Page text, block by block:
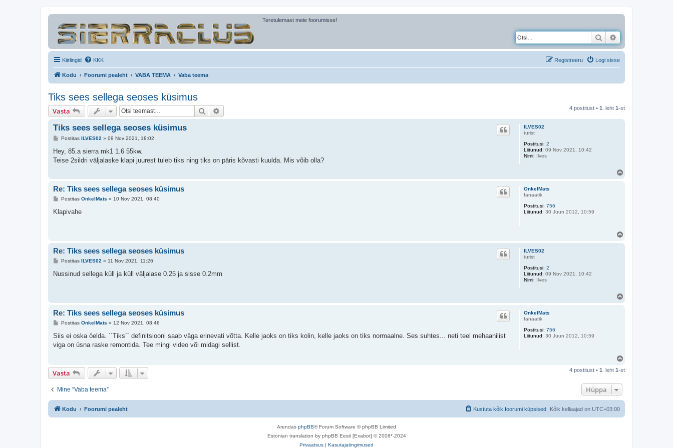
Teretulemast meie foorumisse!
Otsi
Kiirlingid KKK Logi sisse
Registreeru
Kodu Foorumi pealeht VABA TEEMA Vaba teema
Tiks sees sellega seoses küsimus
Vasta Otsi 4 postitust • 1 . leht 1-st
ILVES02
turist
Postitusi: 2
Liitunud: 09 Nov 2021, 10:42
Nimi: Ilves
Tiks sees sellega seoses küsimus
P
s
i
s
Postitas ILVES02 » 09 Nov 2021, 18:02
Hey, 85.a sierra mk1 1.6 55kw.
Teise 2sildri väljalaske klapi juurest tuleb tiks ning tiks on päris kõvasti kuulda. Mis võib olla?
OnkelMats
fanaatik
Postitusi: 756
Liitunud: 30 Juun 2012, 10:59
Re: Tiks sees sellega seoses küsimus
P
s
Postitas OnkelMats » 10 Nov 2021, 08:40
Klapivahe
ILVES02
turist
Postitusi: 2
Liitunud: 09 Nov 2021, 10:42
Nimi: Ilves
Re: Tiks sees sellega seoses küsimus
P
s
s
Postitas ILVES02 » 11 Nov 2021, 11:26
Nussinud sellega küll ja küll väljalase 0.25 ja sisse 0.2mm
OnkelMats
fanaatik
Postitusi: 756
Liitunud: 30 Juun 2012, 10:59
Re: Tiks sees sellega seoses küsimus
P
s
i
Postitas OnkelMats » 12 Nov 2021, 08:46
Siis ei oska öelda. ´´Tiks´´ definitsiooni saab väga erinevati võtta. Kelle jaoks on tiks kolin, kelle jaoks on tiks normaalne. Ses suhtes... neti teel mehaanilist
viga on üsna raske remontida. Tee mingi video või midagi sellist.
e
Vasta 4 postitust • 1 . leht 1-st
Mine “Vaba teema” Hüppa
Kodu Foorumi pealeht Kõik kellaajad on UTC+03:00
Kustuta kõik foorumi küpsised
Arendas phpBB® Forum Software © phpBB Limited
Estonian translation by phpBB Eesti [Exabot] © 2008*-2024
Privaatsus | Kasutajatingimused